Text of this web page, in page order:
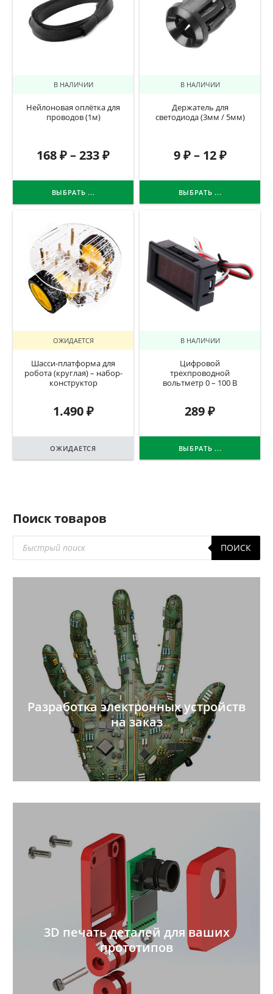
В НАЛИЧИИ
Нейлоновая оплётка для
проводов (1м)
168₽–233₽
ВЫБРАТЬ ...
В НАЛИЧИИ
Держатель для
светодиода (3мм / 5мм)
9₽– 12₽
ВЫБРАТЬ ...
ОЖИДАЕТСЯ
Шасси-платформа для
робота (круглая) – набор-
конструктор
1.490₽
ОЖИДАЕТСЯ
В НАЛИЧИИ
Цифровой
трехпроводной
вольтметр 0 – 100 В
289₽
ВЫБРАТЬ ...
Поиск товаров
товаров
ПОИСК
Разработка электронных устройств
на заказ
3D печать деталей для ваших
прототипов